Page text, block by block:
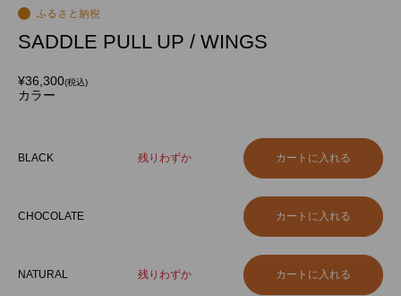
SADDLE PULL UP / WINGS
¥36,300(税込)
カラー
BLACK 残りわずか
CHOCOLATE
NATURAL 残りわずか